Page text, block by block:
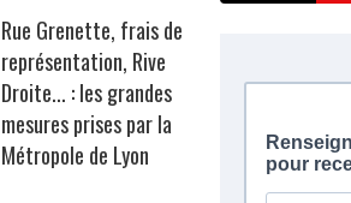
Rue Grenette, frais de
représentation, Rive
Droite... : les grandes
mesures prises par la
Métropole de Lyon